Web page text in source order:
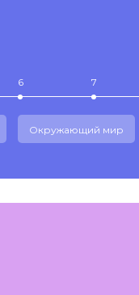
6 7
Окружающий мир